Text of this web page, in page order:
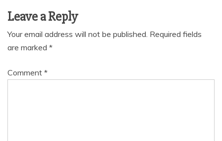
Leave a Reply
Your email address will not be published. Required fields
are marked *
Comment *